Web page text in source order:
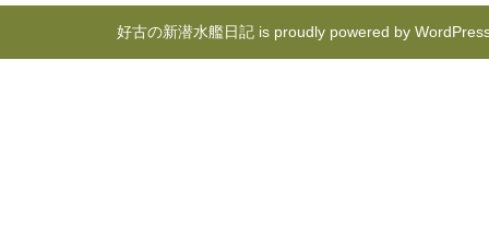
好古の新潜水艦日記 is proudly powered by